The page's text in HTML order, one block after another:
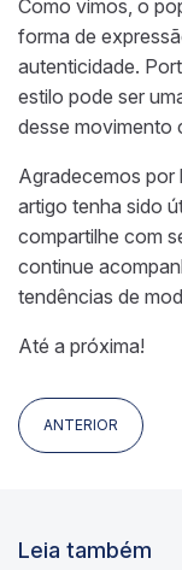
Como vimos, o
forma de
autenticidade.
estilo pode ser
desse movimento
Agradecemos por
artigo tenha sido
compartilhe com
continue
tendências de
Até a próxima!
ANTERIOR
Leia também